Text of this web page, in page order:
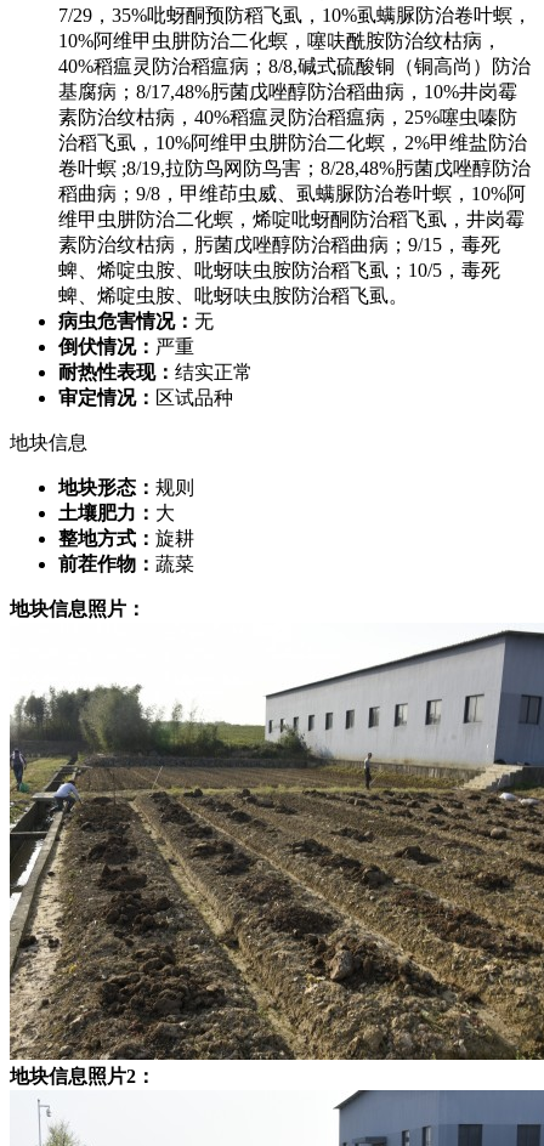
7/29，35%吡蚜酮预防稻飞虱，10%虱螨脲防治卷叶螟，
10%阿维甲虫肼防治二化螟，噻呋酰胺防治纹枯病，
40%稻瘟灵防治稻瘟病；8/8,碱式硫酸铜（铜高尚）防治
基腐病；8/17,48%肟菌戊唑醇防治稻曲病，10%井岗霉
素防治纹枯病，40%稻瘟灵防治稻瘟病，25%噻虫嗪防
治稻飞虱，10%阿维甲虫肼防治二化螟，2%甲维盐防治
卷叶螟 ;8/19,拉防鸟网防鸟害；8/28,48%肟菌戊唑醇防治
稻曲病；9/8，甲维茚虫威、虱螨脲防治卷叶螟，10%阿
维甲虫肼防治二化螟，烯啶吡蚜酮防治稻飞虱，井岗霉
素防治纹枯病，肟菌戊唑醇防治稻曲病；9/15，毒死
蜱、烯啶虫胺、吡蚜呋虫胺防治稻飞虱；10/5，毒死
蜱、烯啶虫胺、吡蚜呋虫胺防治稻飞虱。
病虫危害情况： 无
倒伏情况： 严重
耐热性表现： 结实正常
审定情况： 区试品种
地块信息
地块形态： 规则
土壤肥力： 大
整地方式： 旋耕
前茬作物： 蔬菜
地块信息照片：
地块信息照片2：